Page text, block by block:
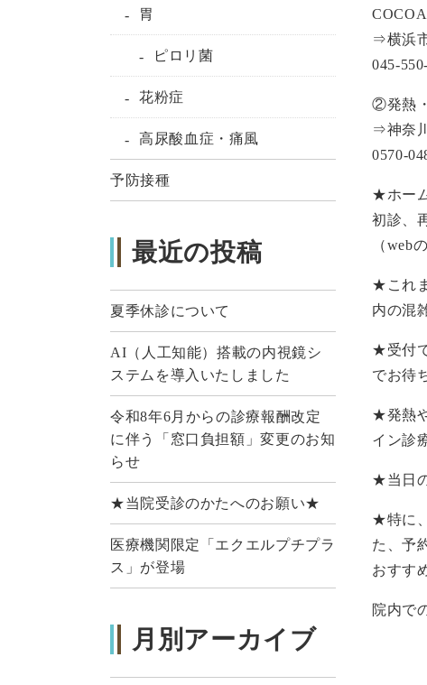
胃
ピロリ菌
花粉症
高尿酸血症・痛風
予防接種
最近の投稿
夏季休診について
AI（人工知能）搭載の内視鏡シ
ステムを導入いたしました
令和8年6月からの診療報酬改定
に伴う「窓口負担額」変更のお知
らせ
★当院受診のかたへのお願い★
医療機関限定「エクエルプチプラ
ス」が登場
月別アーカイブ
⇒横浜
045-
②発熱
⇒神奈
0570-
★ホー
初診、
（web
★これ
内の混
★受付
でお待
★発熱
イン診
★当日
★特に
た、予
おすす
院内で